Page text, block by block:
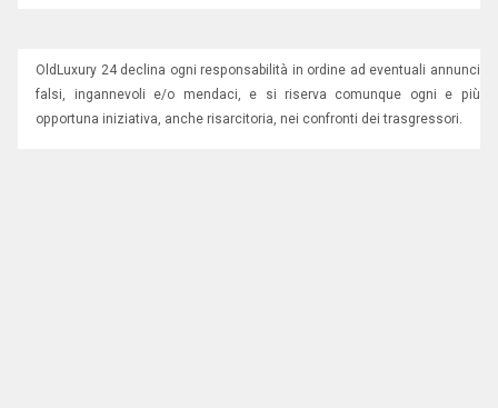
OldLuxury 24 declina ogni responsabilità in ordine ad eventuali annunci
falsi, ingannevoli e/o mendaci, e si riserva comunque ogni e più
opportuna iniziativa, anche risarcitoria, nei confronti dei trasgressori.